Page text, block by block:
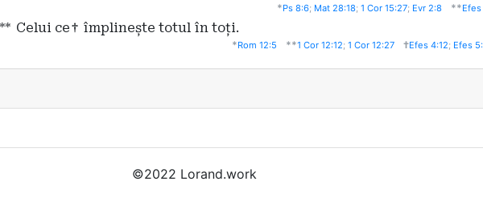
*Ps 8:6; Mat 28:18; 1 Cor 15:27; Evr 2:8 **Efes
** Celui ce† împlinește totul în toți.
*Rom 12:5 **1 Cor 12:12; 1 Cor 12:27 †Efes 4:12; Efes
©2022 Lorand.work